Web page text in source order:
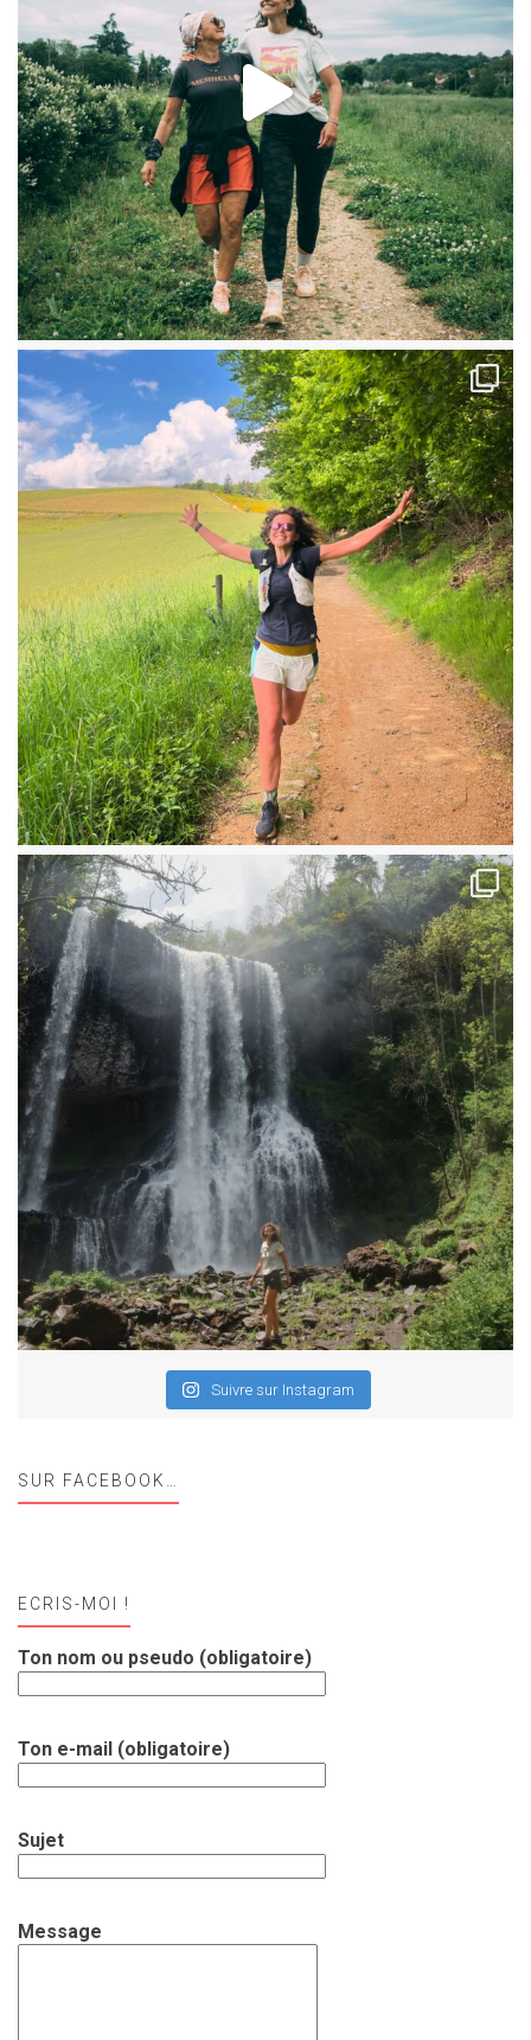
Suivre sur Instagram
SUR FACEBOOK…
ECRIS-MOI !
Ton nom ou pseudo (obligatoire)
Ton e-mail (obligatoire)
Sujet
Message